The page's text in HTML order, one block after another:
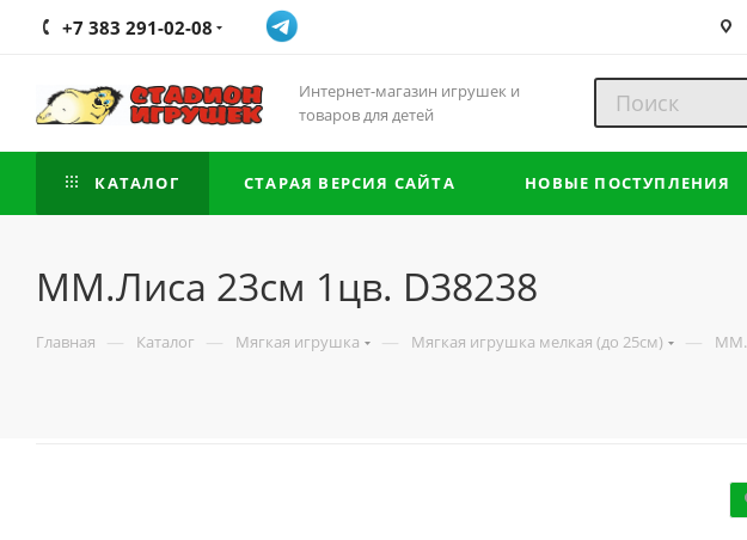
+7 383 291-02-08
Интернет-магазин игрушек и
товаров для детей
КАТАЛОГ СТАРАЯ ВЕРСИЯ САЙТА НОВЫЕ ПОСТУПЛЕНИЯ
ММ.Лиса 23см 1цв. D38238
Главная — Каталог — Мягкая игрушка — Мягкая игрушка мелкая (до 25см) —